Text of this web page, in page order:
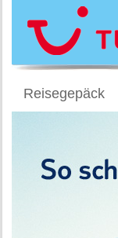
Reisegepäck